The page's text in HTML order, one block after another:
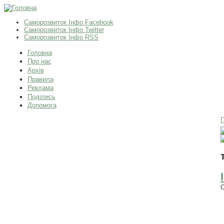
Саморозвиток Інфо Facebook
Саморозвиток Інфо Twitter
Саморозвиток Інфо RSS
Головна
Про нас
Архів
Правила
Реклама
Поділись
Допомога